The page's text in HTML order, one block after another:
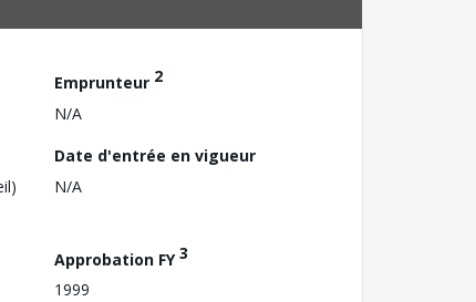
Emprunteur 2
N/A
Date d'entrée en vigueur
N/A
Approbation FY3
1999